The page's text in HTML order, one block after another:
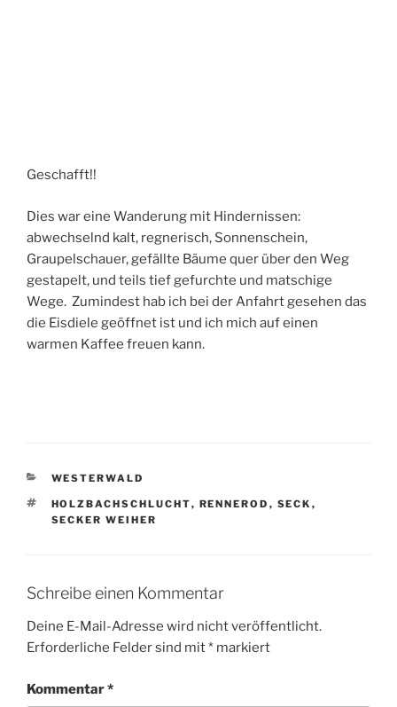
Geschafft!!
Dies war eine Wanderung mit Hindernissen:
abwechselnd kalt, regnerisch, Sonnenschein,
Graupelschauer, gefällte Bäume quer über den Weg
gestapelt, und teils tief gefurchte und matschige
Wege. Zumindest hab ich bei der Anfahrt gesehen das
die Eisdiele geöffnet ist und ich mich auf einen
warmen Kaffee freuen kann.
KATEGORIEN
WESTERWALD
SCHLAGWÖRTER
HOLZBACHSCHLUCHT, RENNEROD , SECK ,
SECKER WEIHER
Schreibe einen Kommentar
Deine E-Mail-Adresse wird nicht veröffentlicht.
Erforderliche Felder sind mit* markiert
Kommentar*